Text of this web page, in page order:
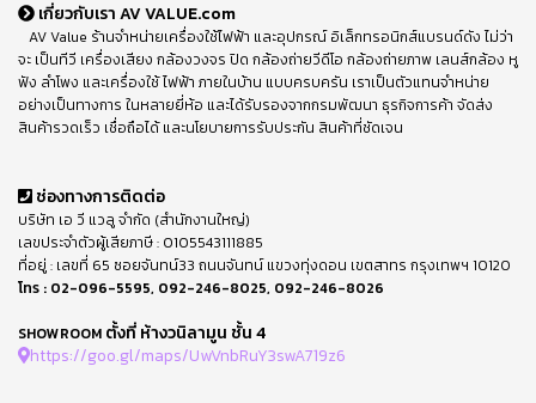
เกี่ยวกับเรา AV VALUE.com
AV Value ร้านจำหน่ายเครื่องใช้ไฟฟ้า และอุปกรณ์ อิเล็กทรอนิกส์แบรนด์ดัง ไม่ว่า
จะ เป็นทีวี เครื่องเสียง กล้องวงจร ปิด กล้องถ่ายวีดีโอ กล้องถ่ายภาพ เลนส์กล้อง หู
ฟัง ลำโพง และเครื่องใช้ ไฟฟ้า ภายในบ้าน แบบครบครัน เราเป็นตัวแทนจำหน่าย
อย่างเป็นทางการ ในหลายยี่ห้อ และได้รับรองจากกรมพัฒนา ธุรกิจการค้า จัดส่ง
สินค้ารวดเร็ว เชื่อถือได้ และนโยบายการรับประกัน สินค้าที่ชัดเจน
ช่องทางการติดต่อ
บริษัท เอ วี แวลู จำกัด (สำนักงานใหญ่)
เลขประจำตัวผู้เสียภาษี : 0105543111885
ที่อยู่ : เลขที่ 65 ซอยจันทน์33 ถนนจันทน์ แขวงทุ่งดอน เขตสาทร กรุงเทพฯ 10120
โทร : 02-096-5595, 092-246-8025, 092-246-8026
SHOWROOM ตั้งที่ ห้างวนิลามูน ชั้น 4
https://goo.gl/maps/UwVnbRuY3swA719z6